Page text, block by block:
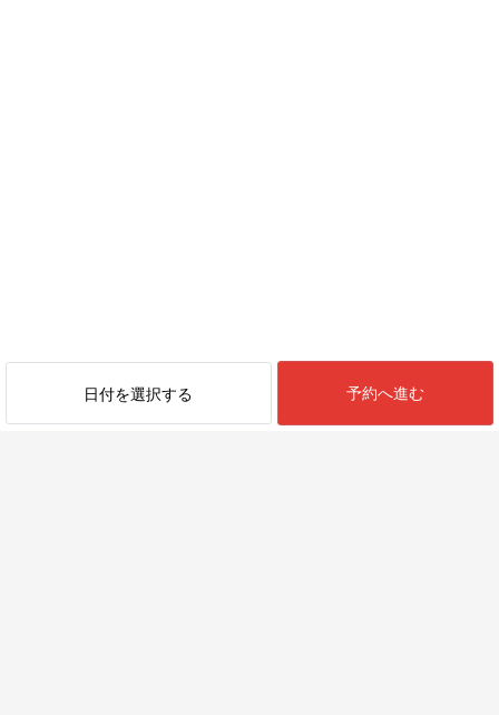
日付を選択する 予約へ進む